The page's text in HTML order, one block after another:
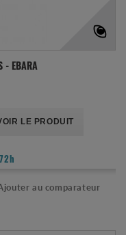
- EBARA
LE PRODUIT
au comparateur